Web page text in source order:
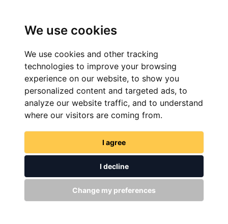
We use cookies
We use cookies and other tracking
technologies to improve your browsing
experience on our website, to show you
personalized content and targeted ads, to
analyze our website traffic, and to understand
where our visitors are coming from.
I agree
I decline
Change my preferences
Traiter
© 2026 Tous les droits sont réservés
Plan du site